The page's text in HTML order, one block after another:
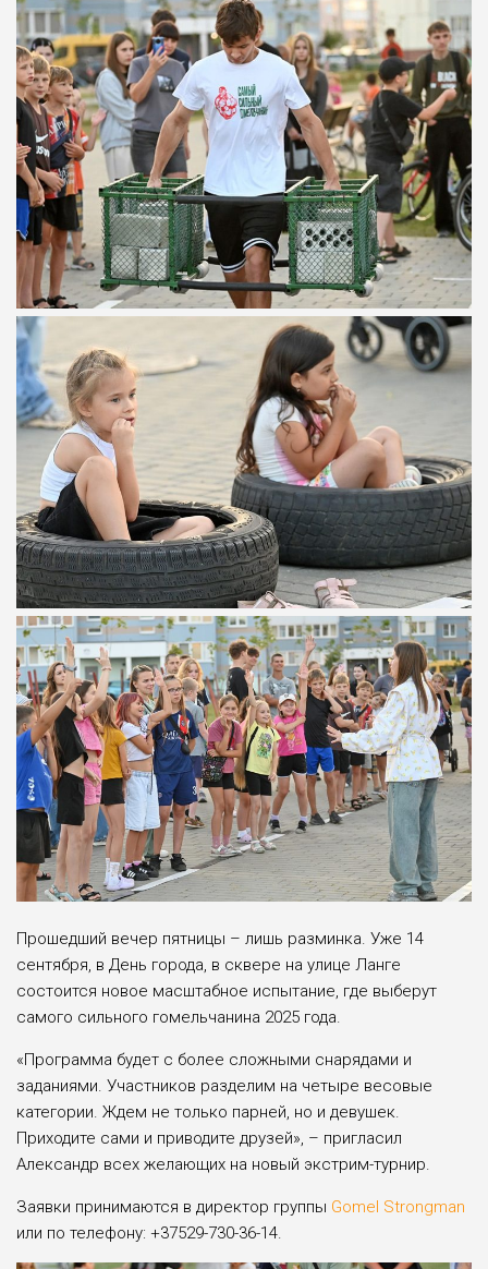
Прошедший вечер пятницы – лишь разминка. Уже 14
сентября, в День города, в сквере на улице Ланге
состоится новое масштабное испытание, где выберут
самого сильного гомельчанина 2025 года.
«Программа будет с более сложными снарядами и
заданиями. Участников разделим на четыре весовые
категории. Ждем не только парней, но и девушек.
Приходите сами и приводите друзей», – пригласил
Александр всех желающих на новый экстрим-турнир.
Заявки принимаются в директор группы Gomel Strongman
или по телефону: +37529-730-36-14.